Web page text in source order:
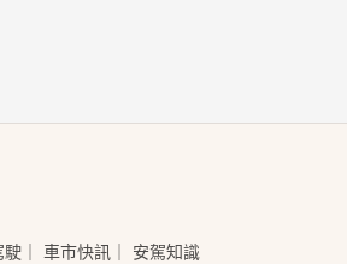
駛 車市快訊
安駕知識